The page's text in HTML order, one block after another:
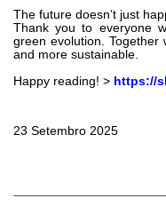
Sistemas Fan Drive
Permutadores de
The future doesn’t just
Thank you to everyone
green evolution. Together
and more sustainable.
Happy reading! > https://
23 Setembro 2025